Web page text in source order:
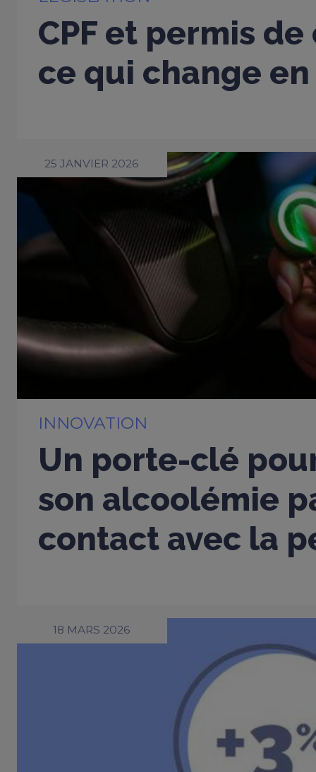
CPF et permis
ce qui change
25 JANVIER 2026
INNOVATION
Un porte-clé
son alcoolémie
contact avec la
18 MARS 2026